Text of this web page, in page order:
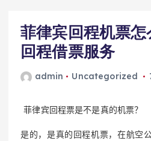
菲律宾回程机票
回程借票服务
admin Uncategorized
菲律宾回程票是不是真的机票？
是的，是真的回程机票，在航空